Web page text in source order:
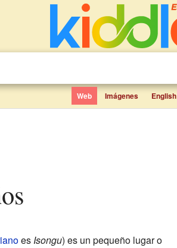
Web Imágenes English
es Isongu) es un pequeño lugar o